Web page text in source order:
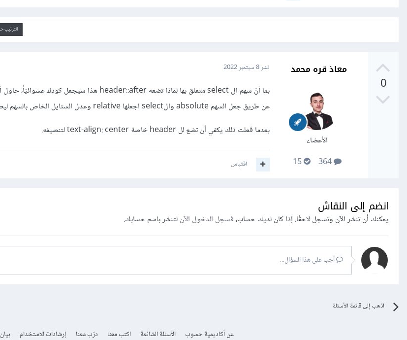
الترتيب
0
معاذ قره محمد
الأعضاء
364
15
نشر8 سبتمبر 2022
عن طريق جعل السهم absolute والselect اجعلها relative وعدل الستايل الخاص بالسهم ليصبح كما تريده أنت.
بعدما فعلت ذلك يكفي أن تضع لل header خاصة text-align: center لتنصيفه.
اقتباس
انضم إلى النقاش
يمكنك أن تنشر الآن وتسجل لاحقًا. إذا كان لديك حساب،فسجل الدخول الآنلتنشر باسم حسابك.
أجب على هذا السؤال...
اذهب إلى قائمة الأسئلة
عن أكاديمية حسوب الأسئلة الشائعة اكتب معنا درّب معنا إرشادات الاستخدام